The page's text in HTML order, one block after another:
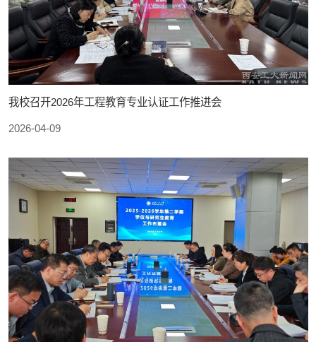
我校召开2026年工程教育专业认证工作推进会
2026-04-09